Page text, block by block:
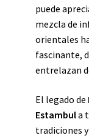
puede
mezcla de
orientales
fascinante,
entrelazan
El legado de
Estambula
tradiciones